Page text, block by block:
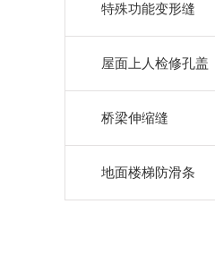
特殊功能变形缝
屋面上人检修孔盖
桥梁伸缩缝
地面楼梯防滑条